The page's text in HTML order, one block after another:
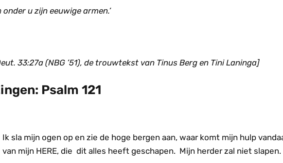
onder u zijn eeuwige armen.’
33:27a (NBG ’51), de trouwtekst van Tinus Berg en Tini Laninga]
Psalm 121
Ik sla mijn ogen op en zie de hoge bergen aan, waar komt mijn hulp
van mijn HERE, die dit alles heeft geschapen. Mijn herder zal niet slapen.